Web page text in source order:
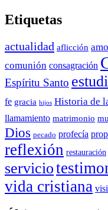
Etiquetas
actualidad aflicción
comunión consagración
Espíritu Santo
fe gracia hijos Historia de
llamamiento matrimonio
Dios pecado profecía
reflexión restauración
servicio
vida cristiana